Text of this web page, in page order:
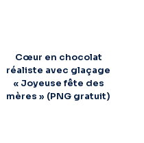
Cœur en chocolat
réaliste avec glaçage
« Joyeuse fête des
mères » (PNG gratuit)